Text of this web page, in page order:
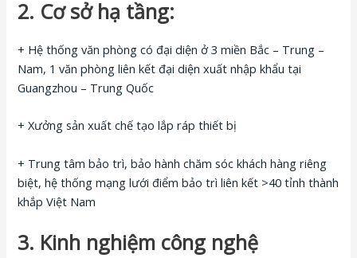
2. Cơ sở hạ tầng:
+ Hệ thống văn phòng có đại diện ở 3 miền Bắc – Trung –
Nam, 1 văn phòng liên kết đại diện xuất nhập khẩu tại
Guangzhou – Trung Quốc
+ Xưởng sản xuất chế tạo lắp ráp thiết bị
+ Trung tâm bảo trì, bảo hành chăm sóc khách hàng riêng
biệt, hệ thống mạng lưới điểm bảo trì liên kết >40 tỉnh thành
khắp Việt Nam
3. Kinh nghiệm công nghệ